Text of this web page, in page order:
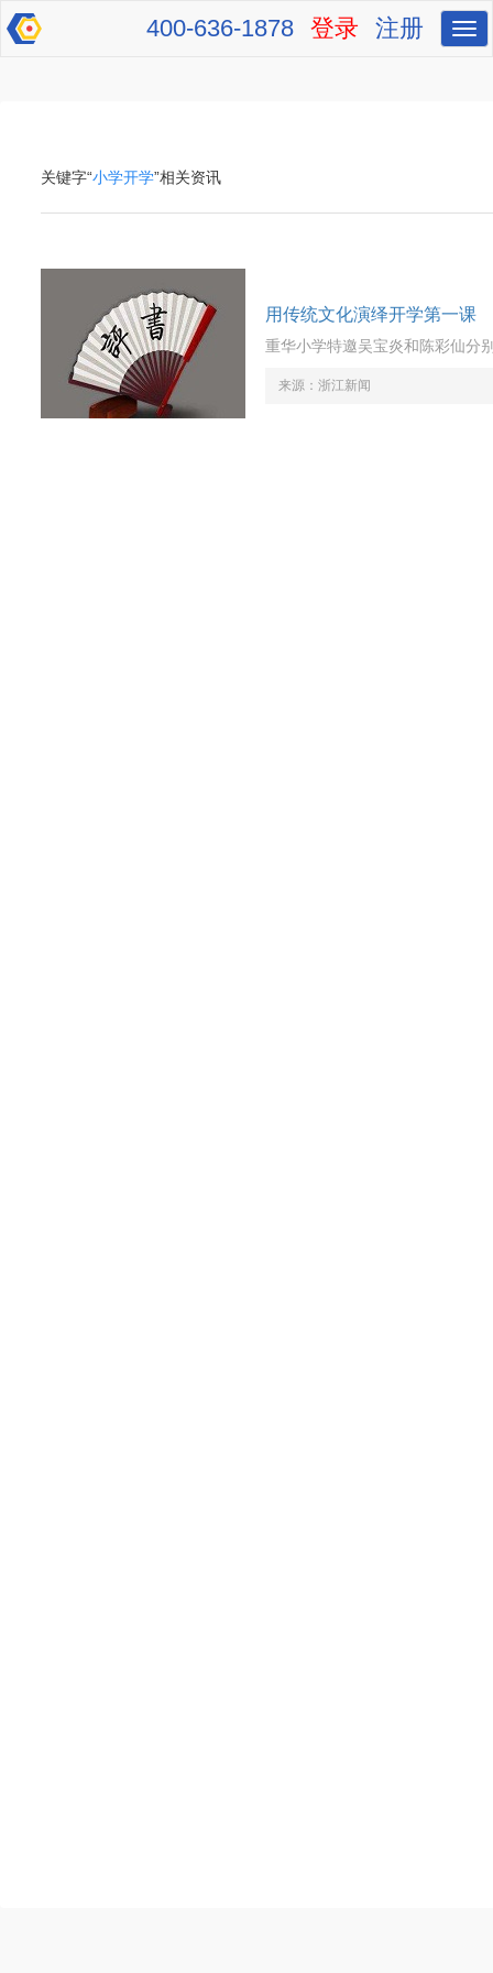
切
换
注册
登录
400-636-1878
关键字“小学开学”相关资讯
用传统文化演绎开学第一课
重华小学特邀吴宝炎和陈彩仙分
来源： 浙江新闻